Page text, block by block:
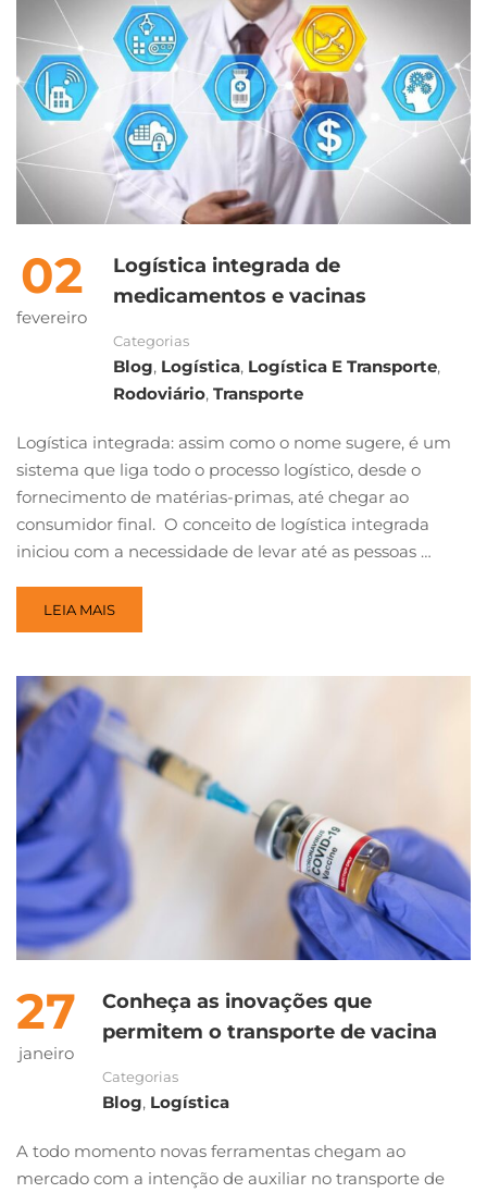
02
fevereiro
Logística integrada de
medicamentos e vacinas
Categorias
Blog, Logística, Logística E Transporte,
Rodoviário, Transporte
Logística integrada: assim como o nome sugere, é um
sistema que liga todo o processo logístico, desde o
fornecimento de matérias-primas, até chegar ao
consumidor final. O conceito de logística integrada
iniciou com a necessidade de levar até as pessoas …
LEIA MAIS
27
janeiro
Conheça as inovações que
permitem o transporte de vacina
Categorias
Blog, Logística
A todo momento novas ferramentas chegam ao
mercado com a intenção de auxiliar no transporte de